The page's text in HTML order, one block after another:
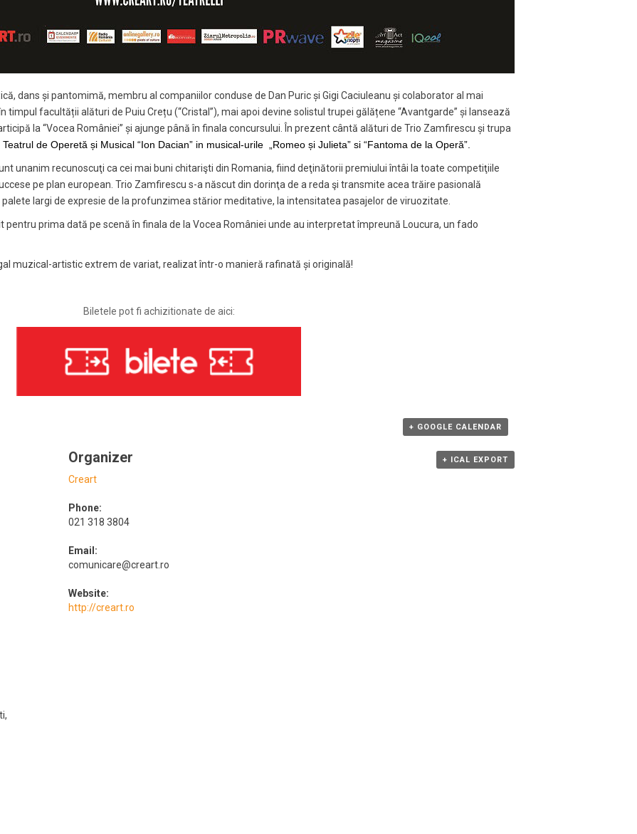
dans și pantomimă, membru al companiilor conduse de Dan Puric și Gigi Caciuleanu și colaborator al mai
facultății alături de Puiu Crețu (“Cristal”), mai apoi devine solistul trupei gălățene “Avantgarde” și lansează
la “Vocea României” și ajunge până în finala concursului. În prezent cântă alături de Trio Zamfirescu și trupa
Teatrul de Operetă și Musical “Ion Dacian” in musical-urile „Romeo și Julieta” si “Fantoma de la Operă”.
unanim recunoscuţi ca cei mai buni chitarişti din Romania, fiind deţinătorii premiului întâi la toate competiţiile
pe plan european. Trio Zamfirescu s-a născut din dorinţa de a reda şi transmite acea trăire pasională
largi de expresie de la profunzimea stărior meditative, la intensitatea pasajelor de viruozitate.
pentru prima dată pe scenă în finala de la Vocea României unde au interpretat împreună Loucura, un fado
muzical-artistic extrem de variat, realizat într-o manieră rafinată și originală!
Biletele pot fi achizitionate de aici:
+ GOOGLE CALENDAR
+ ICAL EXPORT
Organizer
Creart
Phone:
021 318 3804
Email:
comunicare@creart.ro
Website:
http://creart.ro
,